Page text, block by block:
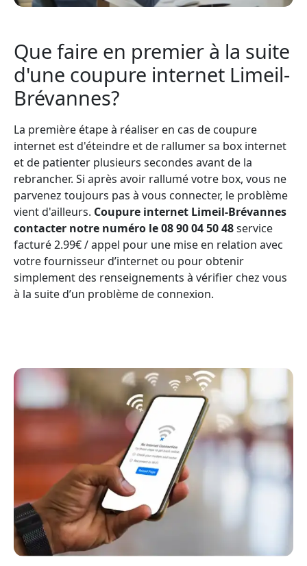
Que faire en premier à la suite
d'une coupure internet Limeil-
Brévannes?
La première étape à réaliser en cas de coupure
internet est d'éteindre et de rallumer sa box internet
et de patienter plusieurs secondes avant de la
rebrancher. Si après avoir rallumé votre box, vous ne
parvenez toujours pas à vous connecter, le problème
vient d'ailleurs. Coupure internet Limeil-Brévannes
contacter notre numéro le 08 90 04 50 48service
facturé 2.99€ / appel pour une mise en relation avec
votre fournisseur d’internet ou pour obtenir
simplement des renseignements à vérifier chez vous
à la suite d’un problème de connexion.